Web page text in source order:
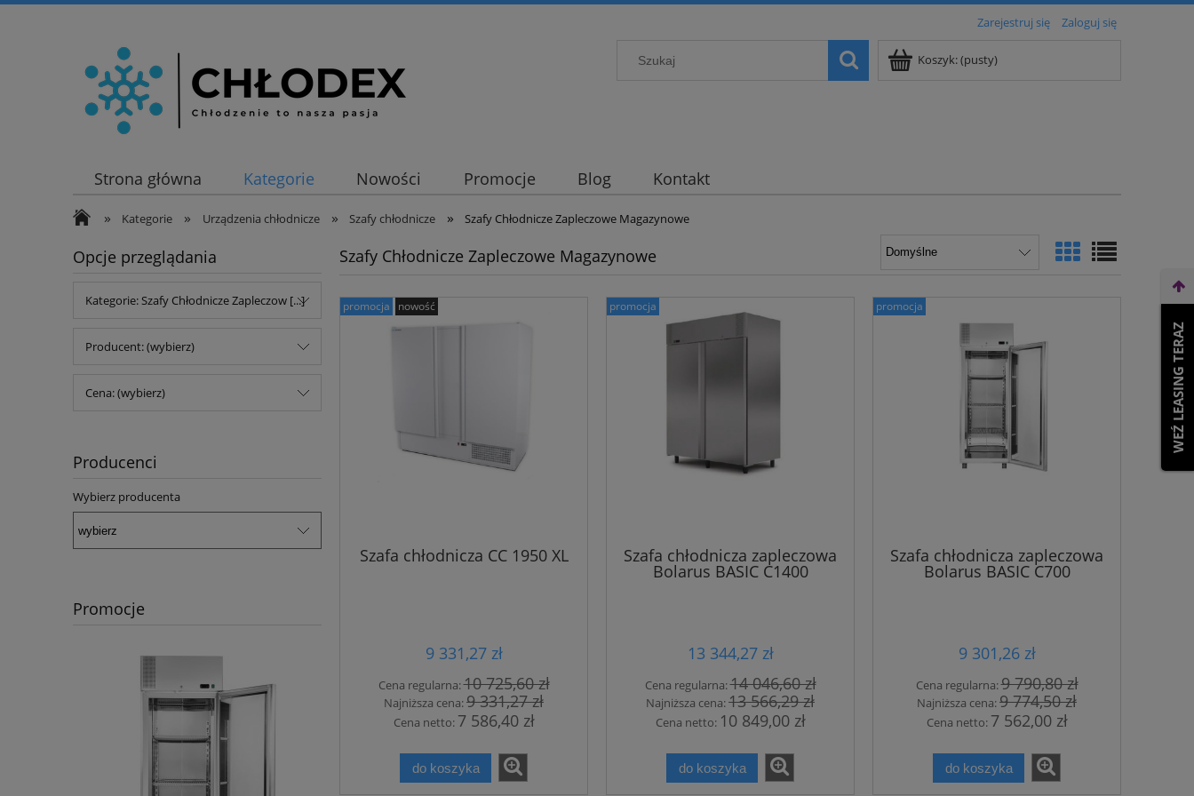
Zarejestruj się Zaloguj się
Koszyk:(pusty)
Strona główna Kategorie Nowości Promocje Blog Kontakt
» Kategorie » Urządzenia chłodnicze » Szafy chłodnicze » Szafy Chłodnicze Zapleczowe Magazynowe
Opcje przeglądania
Kategorie: Szafy Chłodnicze Zapleczow [...]
Producent: (wybierz)
Cena: (wybierz)
Producenci
Wybierz producenta
Promocje
Szafy Chłodnicze Zapleczowe Magazynowe
Szafa chłodnicza CC 1950 XL
9 331,27 zł
Cena regularna:10 725,60 zł
Najniższa cena:9 331,27 zł
Cena netto: 7 586,40 zł
do koszyka
promocja nowość
Szafa chłodnicza zapleczowa
Bolarus BASIC C1400
13 344,27 zł
Cena regularna:14 046,60 zł
Najniższa cena:13 566,29 zł
Cena netto: 10 849,00 zł
do koszyka
promocja
Szafa chłodnicza zapleczowa
Bolarus BASIC C700
9 301,26 zł
Cena regularna:9 790,80 zł
Najniższa cena:9 774,50 zł
Cena netto: 7 562,00 zł
do koszyka
promocja
WEŹ LEASING TERAZ